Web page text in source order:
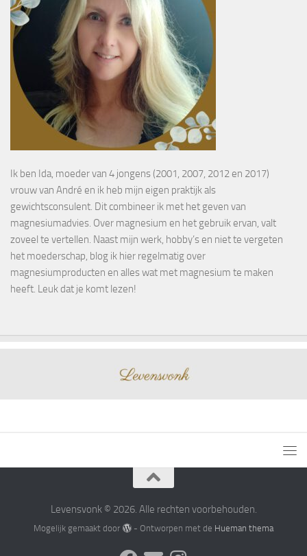
Ik ben Ida, moeder van 4 jongens (2001, 2007, 2012 en 2017)
vrouw van André en ik heb mijn eigen praktijk als
gewichtsconsulent. Dit combineer ik met het geven van
magnesiumadvies. Over magnesium en het gebruik ervan, valt
zoveel te vertellen. Naast mijn werk, hobby’s en niet te vergeten
het moederschap, blog ik hier regelmatig over
magnesiumproducten en alles wat met magnesium te maken
heeft. Leuk dat je komt lezen!
Levensvonk © 2026. Alle rechten voorbehouden.
Mogelijk gemaakt door - Ontworpen met de Hueman thema